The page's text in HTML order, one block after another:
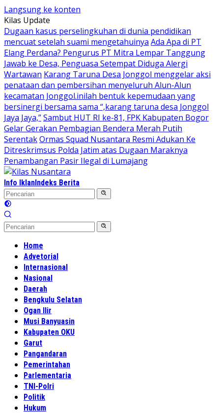
Langsung ke konten
Kilas Update
Dugaan kasus perselingkuhan di dunia pendidikan
mencuat setelah suami mengetahuinya Ada Apa di PT
Elang Perdana? Pengurus PT Mitra Lempar Tanggung
Jawab ke Desa, Penguasa Setempat Diduga Alergi
Wartawan Karang Taruna Desa Jonggol menggelar aksi
penataan dan pembersihan menyeluruh Alun-Alun
kecamatan Jonggol.inilah bentuk kepemudaan yang
bersinergi bersama sama “,karang taruna desa Jonggol
Jaya Jaya,”Sambut HUT RI ke-81, FPK Kabupaten Bogor
Gelar Gerakan Pembagian Bendera Merah Putih
SerentakOrmas Squad Nusantara Resmi Adukan Ke
Ditreskrimsus Polda Jatim atas Dugaan Maraknya
Penambangan Pasir Ilegal di Lumajang
Info IklanIndeks Berita
Home
Advetorial
Internasional
Nasional
Daerah
Bengkulu Selatan
Ogan Ilir
Musi Banyuasin
Kabupaten OKU
Garut
Pangandaran
Pemerintahan
Parlementaria
TNI-Polri
Politik
Hukum